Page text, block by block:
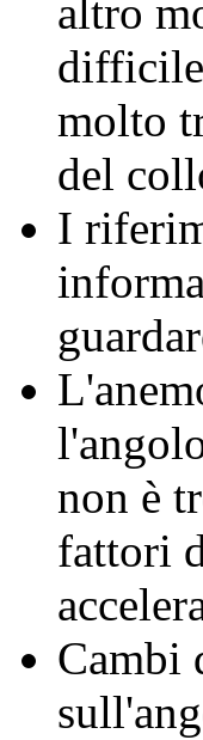
altro
difficile
molto
del
I
non è
fattori
Cambi